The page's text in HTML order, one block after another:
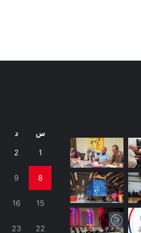
س د
1
2
8
9
15
16
22
23